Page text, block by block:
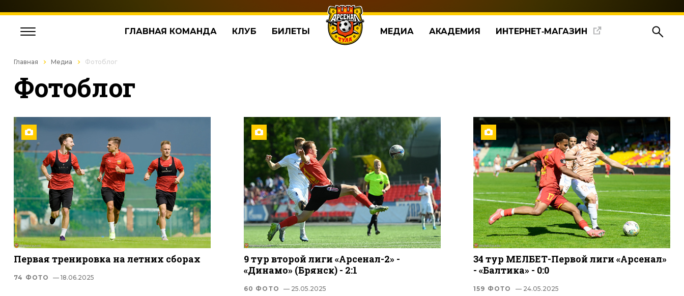
ГЛАВНАЯ КОМАНДА КЛУБ БИЛЕТЫ МЕДИА АКАДЕМИЯ ИНТЕРНЕТ‑МАГАЗИН
Главная Медиа Фотоблог
Фотоблог
Первая тренировка на летних сборах
74 ФОТО — 18.06.2025
9 тур второй лиги «Арсенал-2» -
«Динамо» (Брянск) - 2:1
60 ФОТО — 25.05.2025
34 тур МЕЛБЕТ-Первой лиги «Арсенал»
- «Балтика» - 0:0
159 ФОТО — 24.05.2025